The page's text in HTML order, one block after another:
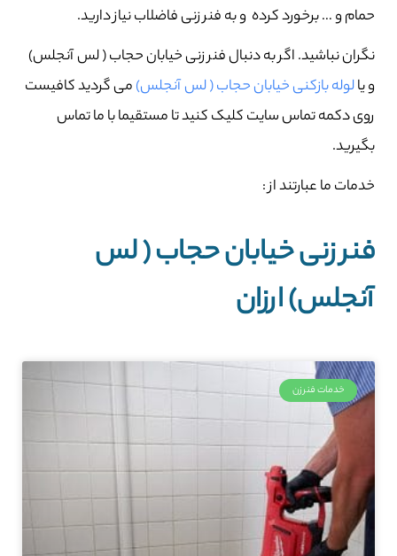
حمام و … برخورد کرده و به فنر زنی فاضلاب نیاز دارید.
نگران نباشید. اگر به دنبال فنر زنی خیابان حجاب ( لس آنجلس)
و یالوله بازکنی خیابان حجاب ( لس آنجلس)می گردید کافیست
روی دکمه تماس سایت کلیک کنید تا مستقیما با ما تماس
بگیرید.
خدمات ما عبارتند از :
فنر زنی خیابان حجاب ( لس
آنجلس) ارزان
خدمات فنرزن